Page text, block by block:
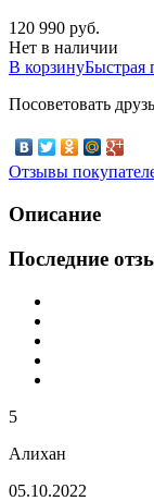
120 990 руб.
Нет в наличии
В корзинуБыстрая
Посоветовать
Отзывы
Описание
Последние
5
Алихан
05.10.2022